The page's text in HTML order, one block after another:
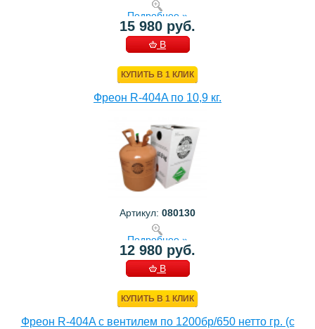
Подробнее »
15 980 руб.
В
КУПИТЬ В 1 КЛИК
Фреон R-404A по 10,9 кг.
Артикул: 080130
Подробнее »
12 980 руб.
В
КУПИТЬ В 1 КЛИК
Фреон R-404A с вентилем по 1200бр/650 нетто гр. (с